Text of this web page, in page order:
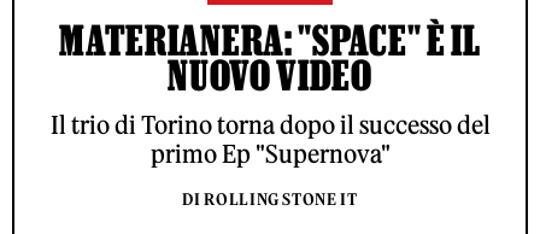
MATERIANERA: "SPACE" È IL
NUOVO VIDEO
Il trio di Torino torna dopo il successo del
primo Ep "Supernova"
DI ROLLING STONE IT